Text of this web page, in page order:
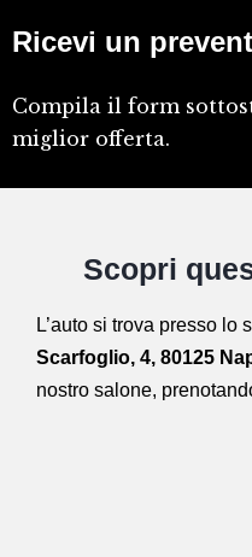
Ricevi un
Compila il form
miglior offerta.
Scopri
L’auto si trova presso lo
Scarfoglio, 4, 80125
nostro salone,